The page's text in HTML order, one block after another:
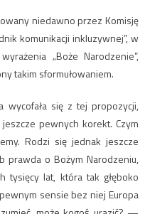
niedawno przez Komisję
komunikacji inkluzywnej”, w
„Boże Narodzenie”,
takim sformułowaniem.
wycofała się z tej propozycji,
pewnych korekt. Czym
Rodzi się jednak jeszcze
prawda o Bożym Narodzeniu,
tysięcy lat, która tak głęboko
sensie bez niej Europa